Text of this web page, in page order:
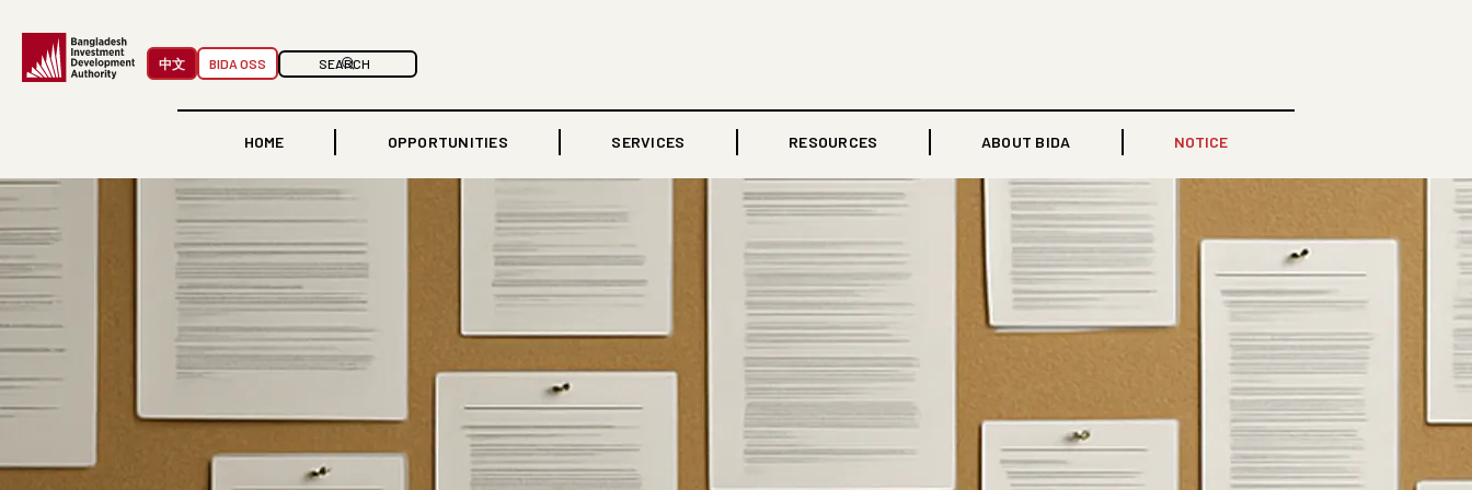
中文 BIDA OSS
HOME OPPORTUNITIES SERVICES RESOURCES ABOUT BIDA NOTICE